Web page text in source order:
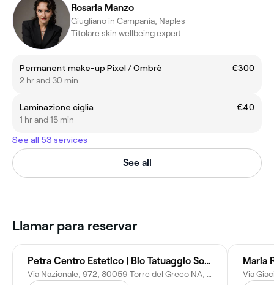
Rosaria Manzo
Giugliano in Campania, Naples
Titolare skin wellbeing expert
Permanent make-up Pixel / Ombrè
€300
2 hr and 30 min
Laminazione ciglia
€40
1 hr and 15 min
See all 53 services
See all
Llamar para reservar
Petra Centro Estetico | Bio Tatuaggio Sopracciglia
Via Nazionale, 972, 80059 Torre del Greco NA, Italy
Maria
Via